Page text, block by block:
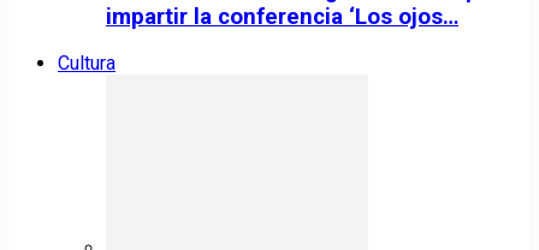
impartir la conferencia ‘Los ojos…
Cultura